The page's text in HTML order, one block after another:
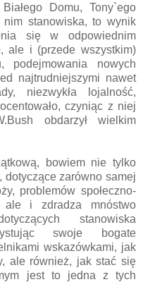
Domu, Tony`ego
stanowiska, to wynik
się w odpowiednim
ale i (przede wszystkim)
podejmowania nowych
najtrudniejszymi nawet
niezwykła lojalność,
czyniąc z niej
obdarzył wielkim
bowiem nie tylko
dotyczące zarówno samej
problemów społeczno-
ale i zdradza mnóstwo
stanowiska
swoje bogate
wskazówkami, jak
ale również, jak stać się
jest to jedna z tych